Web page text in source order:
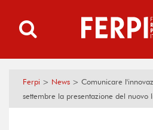
Ferpi > News > Comunicare
settembre la presentazione del nuovo